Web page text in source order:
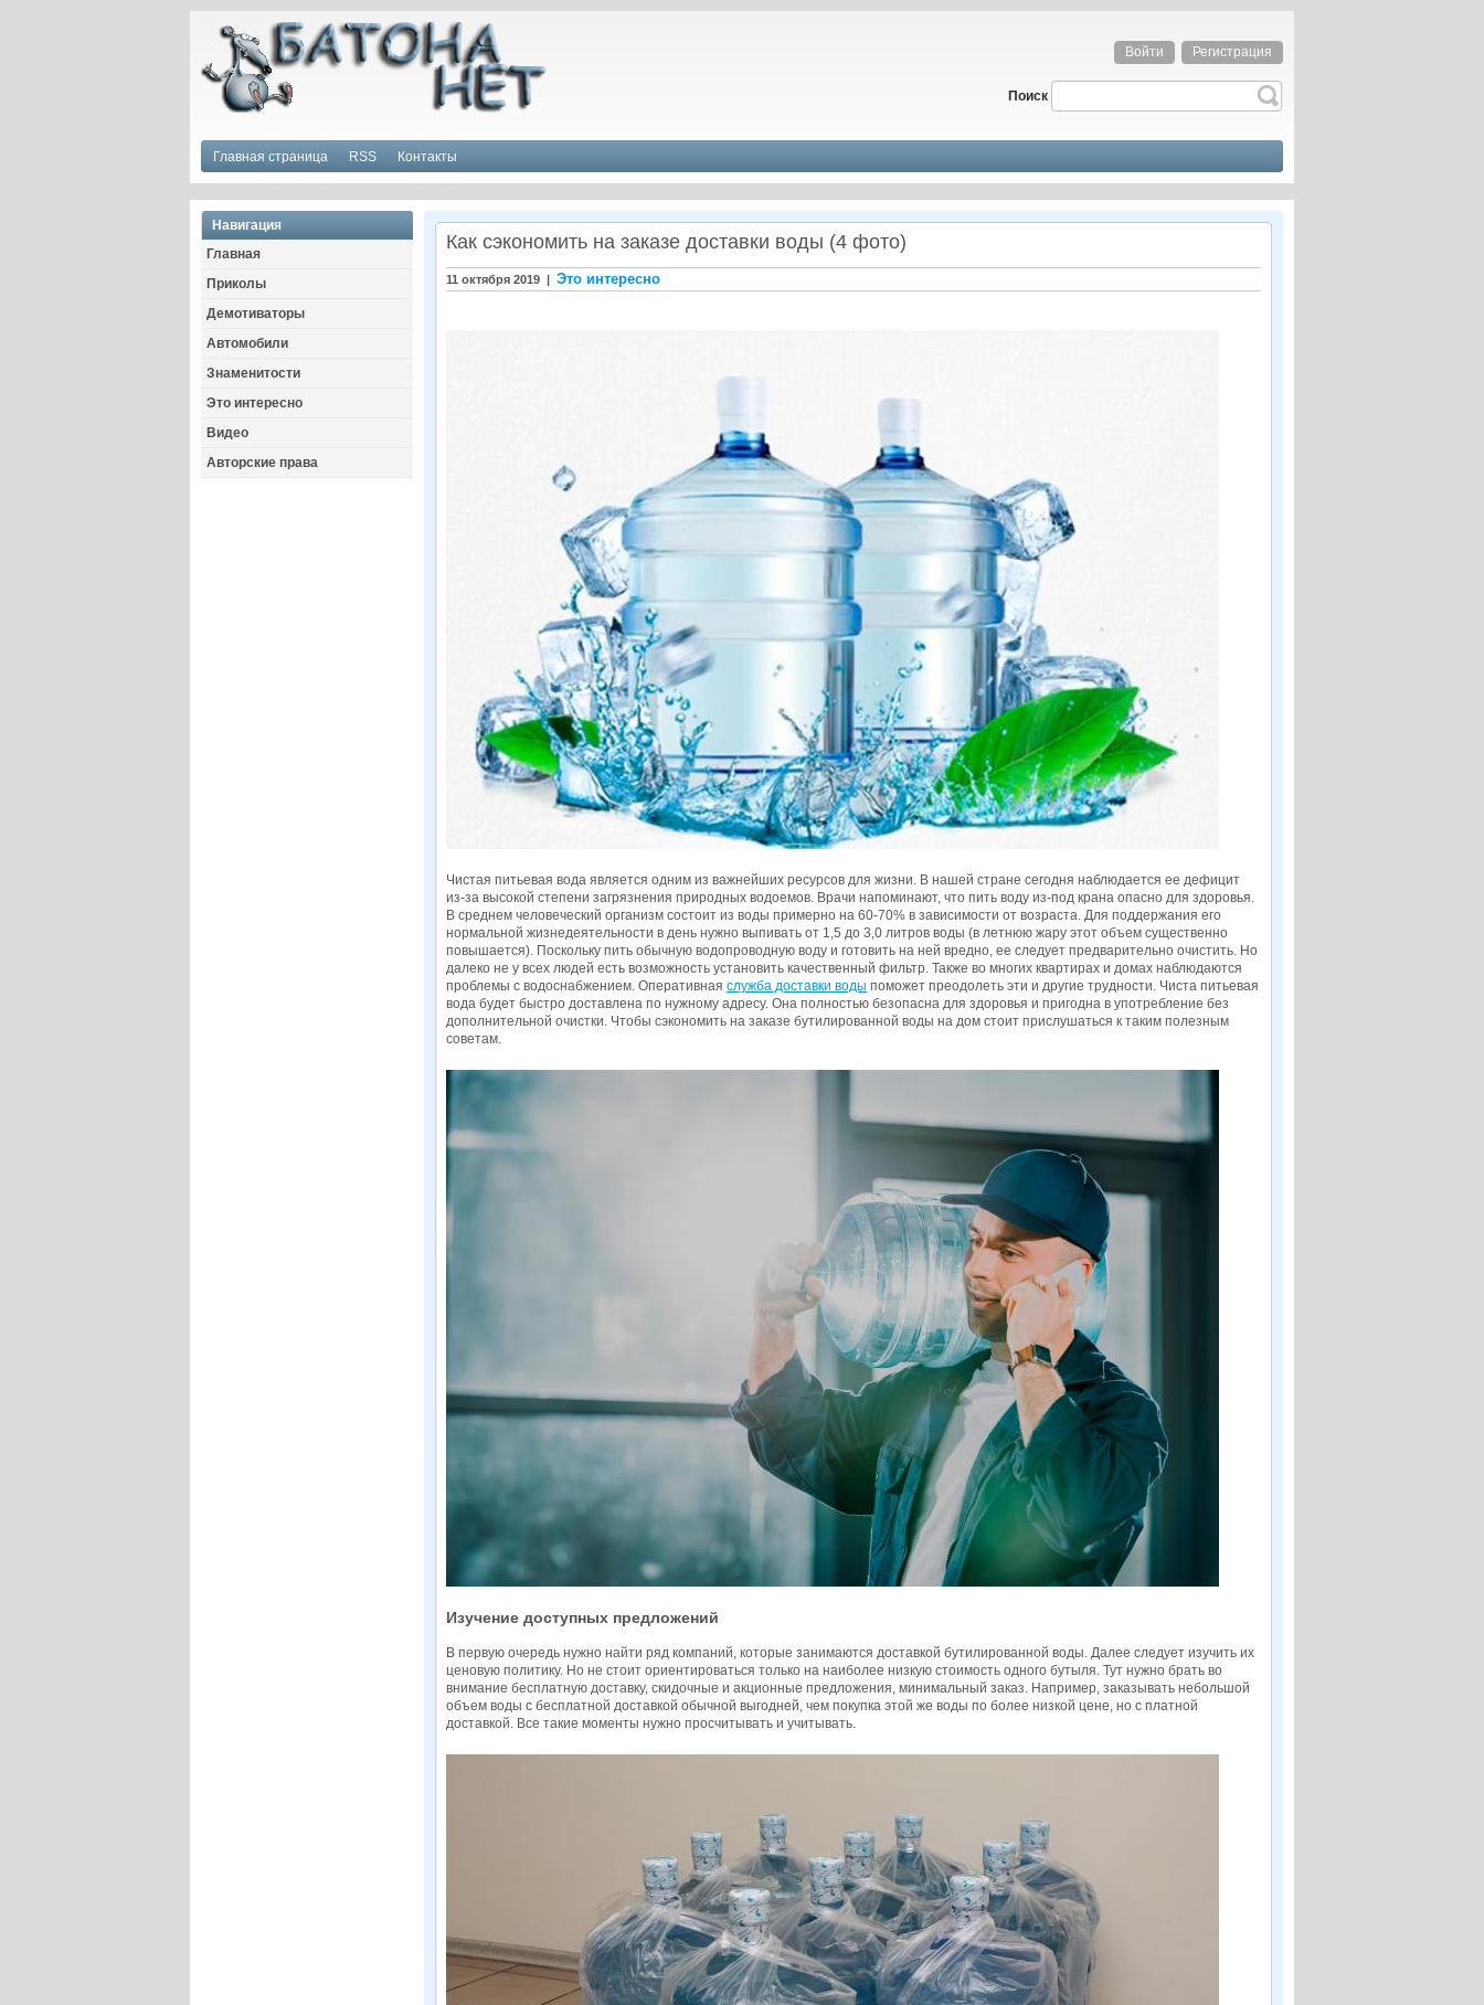
Войти Регистрация
Поиск
Главная страница RSS Контакты
Навигация
Главная
Приколы
Демотиваторы
Автомобили
Знаменитости
Это интересно
Видео
Авторские права
Как сэкономить на заказе доставки воды (4 фото)
11 октября 2019 | Это интересно
Чистая питьевая вода является одним из важнейших ресурсов для жизни. В нашей стране сегодня наблюдается ее дефицит
из-за высокой степени загрязнения природных водоемов. Врачи напоминают, что пить воду из-под крана опасно для здоровья.
В среднем человеческий организм состоит из воды примерно на 60-70% в зависимости от возраста. Для поддержания его
нормальной жизнедеятельности в день нужно выпивать от 1,5 до 3,0 литров воды (в летнюю жару этот объем существенно
повышается). Поскольку пить обычную водопроводную воду и готовить на ней вредно, ее следует предварительно очистить. Но
далеко не у всех людей есть возможность установить качественный фильтр. Также во многих квартирах и домах наблюдаются
проблемы с водоснабжением. Оперативная служба доставки воды поможет преодолеть эти и другие трудности. Чиста питьевая
вода будет быстро доставлена по нужному адресу. Она полностью безопасна для здоровья и пригодна в употребление без
дополнительной очистки. Чтобы сэкономить на заказе бутилированной воды на дом стоит прислушаться к таким полезным
советам.
Изучение доступных предложений
В первую очередь нужно найти ряд компаний, которые занимаются доставкой бутилированной воды. Далее следует изучить их
ценовую политику. Но не стоит ориентироваться только на наиболее низкую стоимость одного бутыля. Тут нужно брать во
внимание бесплатную доставку, скидочные и акционные предложения, минимальный заказ. Например, заказывать небольшой
объем воды с бесплатной доставкой обычной выгодней, чем покупка этой же воды по более низкой цене, но с платной
доставкой. Все такие моменты нужно просчитывать и учитывать.